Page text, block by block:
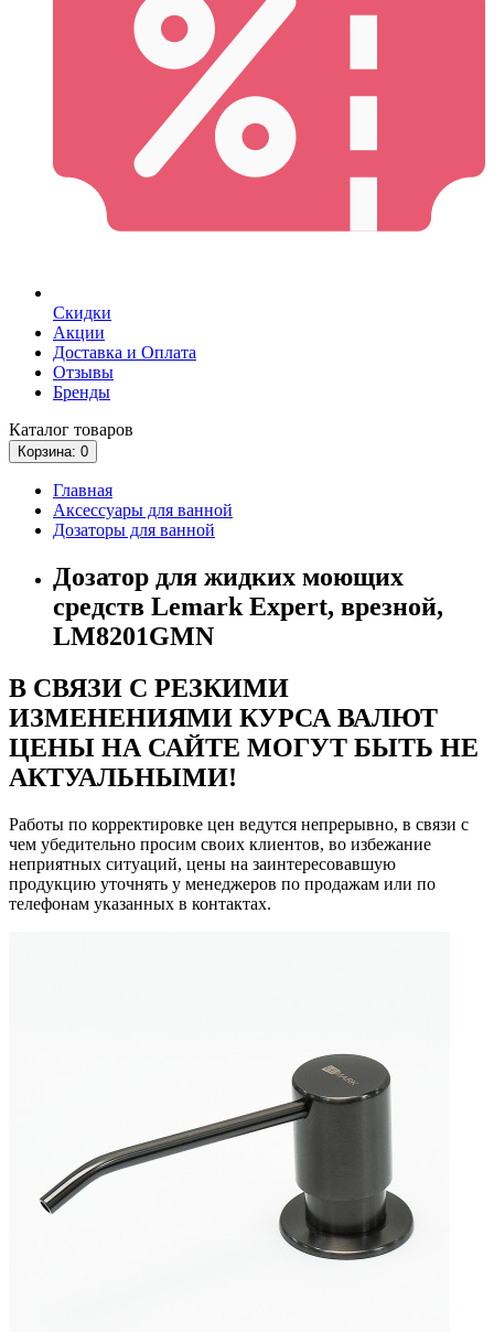
Скидки
Акции
Доставка и Оплата
Отзывы
Бренды
Каталог товаров
Корзина: 0
Главная
Аксессуары для ванной
Дозаторы для ванной
Дозатор для жидких моющих
средств Lemark Expert, врезной,
LM8201GMN
В СВЯЗИ С РЕЗКИМИ
ИЗМЕНЕНИЯМИ КУРСА ВАЛЮТ
ЦЕНЫ НА САЙТЕ МОГУТ БЫТЬ НЕ
АКТУАЛЬНЫМИ!
Работы по корректировке цен ведутся непрерывно, в связи с
чем убедительно просим своих клиентов, во избежание
неприятных ситуаций, цены на заинтересовавшую
продукцию уточнять у менеджеров по продажам или по
телефонам указанных в контактах.